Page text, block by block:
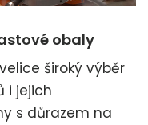
obaly
široký výběr
i jejich
s důrazem na